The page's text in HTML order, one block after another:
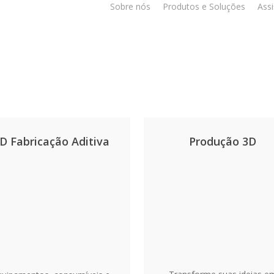
Sobre nós Produtos e Soluções
Fabricação Aditiva Produção 3D